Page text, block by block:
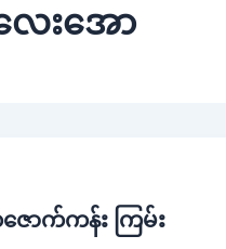
ေးအော
ောက်ကန်း ကြမ်း